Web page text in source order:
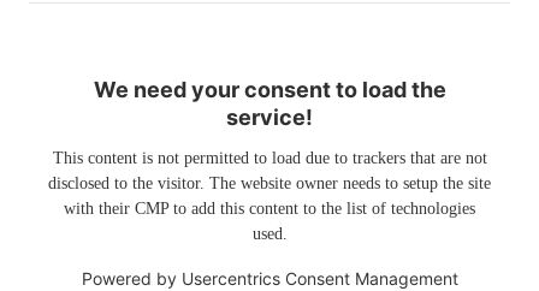
We need your consent to load the
service!
This content is not permitted to load due to trackers that are not
disclosed to the visitor. The website owner needs to setup the site
with their CMP to add this content to the list of technologies
used.
Powered by Usercentrics Consent Management